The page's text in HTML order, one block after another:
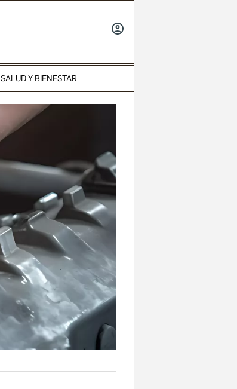
SALUD Y BIENESTAR